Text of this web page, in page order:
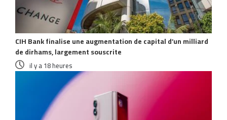
CIH Bank finalise une augmentation de capital d’un milliard
de dirhams, largement souscrite
il y a 18 heures